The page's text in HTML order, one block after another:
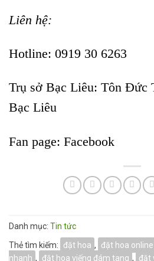
Liên hệ:
Hotline: 0919 30 6263
Trụ sở Bạc Liêu: Tôn Đức
Bạc Liêu
Fan page: Facebook
Danh mục: Tin tức
Thẻ tìm kiếm:
đặt hoa , đặt hoa online
nhanh , đặt hoa viếng đám tang , đặt